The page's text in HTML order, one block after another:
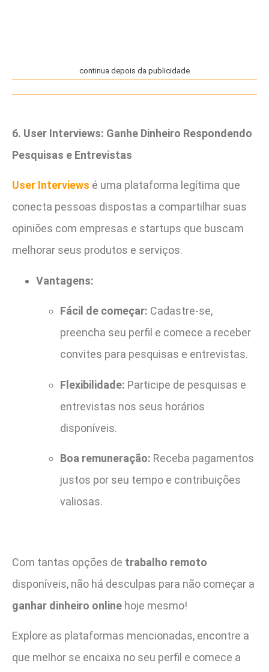
continua depois da publicidade
6. User Interviews: Ganhe Dinheiro Respondendo
Pesquisas e Entrevistas
User Interviews é uma plataforma legítima que
conecta pessoas dispostas a compartilhar suas
opiniões com empresas e startups que buscam
melhorar seus produtos e serviços.
Vantagens:
Fácil de começar: Cadastre-se,
preencha seu perfil e comece a receber
convites para pesquisas e entrevistas.
Flexibilidade: Participe de pesquisas e
entrevistas nos seus horários
disponíveis.
Boa remuneração: Receba pagamentos
justos por seu tempo e contribuições
valiosas.
Com tantas opções de trabalho remoto
disponíveis, não há desculpas para não começar a
ganhar dinheiro online hoje mesmo!
Explore as plataformas mencionadas, encontre a
que melhor se encaixa no seu perfil e comece a